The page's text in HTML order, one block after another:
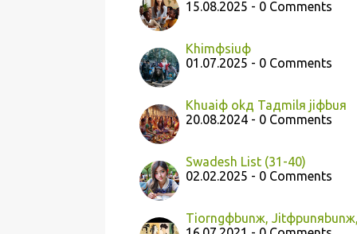
15.08.2025 - 0 Comments
Khimфsiuф
01.07.2025 - 0 Comments
Khuaiф okд Taдmilя jiфbuя
20.08.2024 - 0 Comments
Swadesh List (31-40)
02.02.2025 - 0 Comments
Tiorngфbunж,